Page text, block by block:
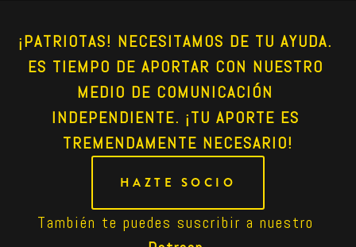
¡PATRIOTAS! NECESITAMOS DE TU AYUDA.
ES TIEMPO DE APORTAR CON NUESTRO
MEDIO DE COMUNICACIÓN
INDEPENDIENTE. ¡TU APORTE ES
TREMENDAMENTE NECESARIO!
HAZTE SOCIO